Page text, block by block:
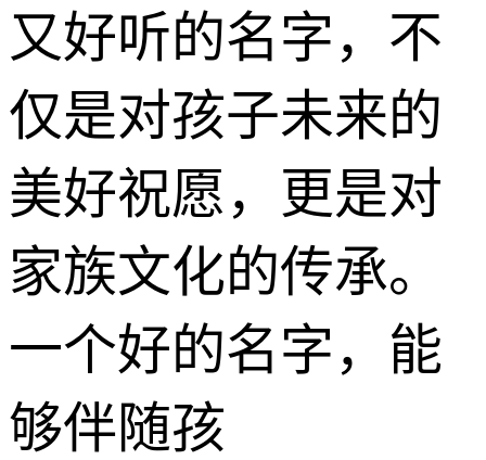
又好听的名字，不
仅是对孩子未来的
美好祝愿，更是对
家族文化的传承。
一个好的名字，能
够伴随孩